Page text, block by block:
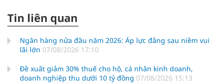
Tin liên quan
Ngân hàng nửa đầu năm 2026: Áp lực đằng sau niềm vui
lãi lớn 07/08/2026 17:10
Đề xuất giảm 30% thuế cho hộ, cá nhân kinh doanh,
doanh nghiệp thu dưới 10 tỷ đồng 07/08/2026 15:13